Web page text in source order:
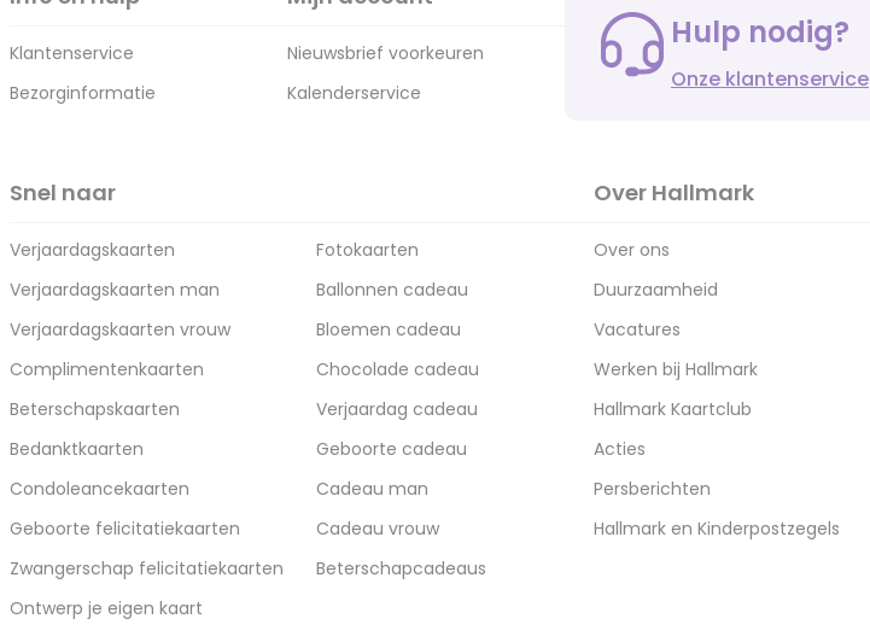
Klantenservice
Bezorginformatie
Nieuwsbrief voorkeuren
Kalenderservice
Hulp nodig?
Onze klantenservice
Snel naar
Verjaardagskaarten
Verjaardagskaarten man
Verjaardagskaarten vrouw
Complimentenkaarten
Beterschapskaarten
Bedanktkaarten
Condoleancekaarten
Geboorte felicitatiekaarten
Zwangerschap felicitatiekaarten
Ontwerp je eigen kaart
Fotokaarten
Ballonnen cadeau
Bloemen cadeau
Chocolade cadeau
Verjaardag cadeau
Geboorte cadeau
Cadeau man
Cadeau vrouw
Beterschapcadeaus
Over Hallmark
Over ons
Duurzaamheid
Vacatures
Werken bij Hallmark
Hallmark Kaartclub
Acties
Persberichten
Hallmark en Kinderpostzegels